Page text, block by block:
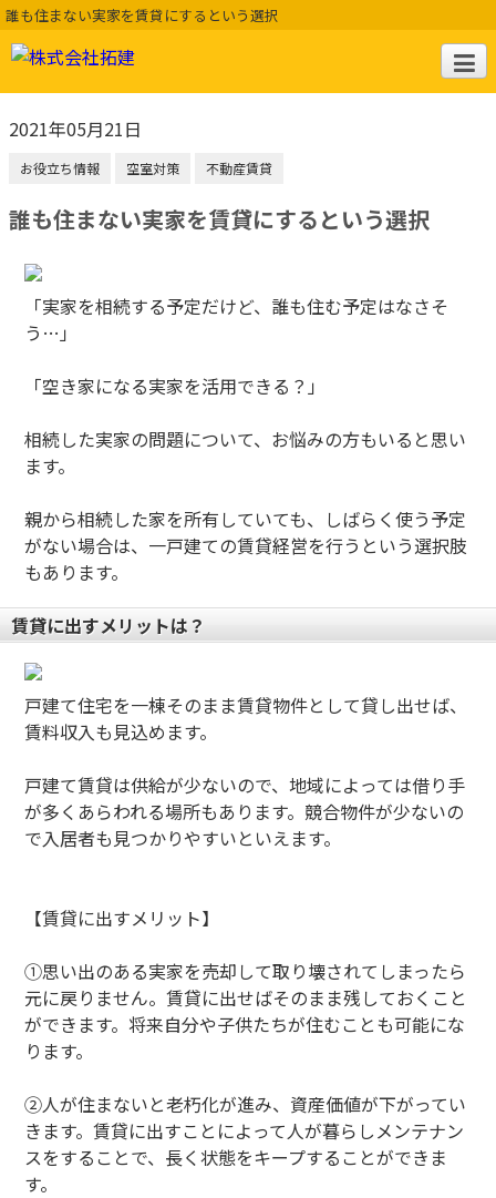
誰も住まない実家を賃貸にするという選択
2021年05月21日
お役立ち情報 空室対策 不動産賃貸
誰も住まない実家を賃貸にするという選択
「実家を相続する予定だけど、誰も住む予定はなさそ
う…」
「空き家になる実家を活用できる？」
相続した実家の問題について、お悩みの方もいると思い
ます。
親から相続した家を所有していても、しばらく使う予定
がない場合は、一戸建ての賃貸経営を行うという選択肢
もあります。
賃貸に出すメリットは？
戸建て住宅を一棟そのまま賃貸物件として貸し出せば、
賃料収入も見込めます。
戸建て賃貸は供給が少ないので、地域によっては借り手
が多くあらわれる場所もあります。競合物件が少ないの
で入居者も見つかりやすいといえます。
【賃貸に出すメリット】
①思い出のある実家を売却して取り壊されてしまったら
元に戻りません。賃貸に出せばそのまま残しておくこと
ができます。将来自分や子供たちが住むことも可能にな
ります。
②人が住まないと老朽化が進み、資産価値が下がってい
きます。賃貸に出すことによって人が暮らしメンテナン
スをすることで、長く状態をキープすることができま
す。